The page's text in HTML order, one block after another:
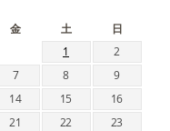
金 土
日
1
2
7 8
9
14 15
16
21 22
23